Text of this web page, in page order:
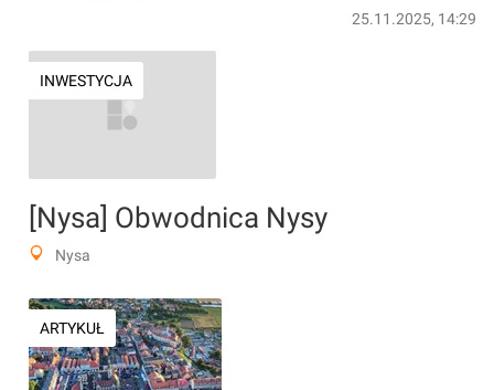
25.11.2025, 14:29
INWESTYCJA
[Nysa] Obwodnica Nysy
Nysa
ARTYKUŁ